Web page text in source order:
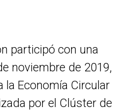
participó con una
noviembre de 2019,
la Economía Circular
por el Clúster de